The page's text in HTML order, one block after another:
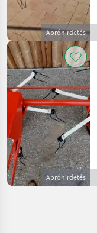
Apróhirdetés
Apróhirdetés